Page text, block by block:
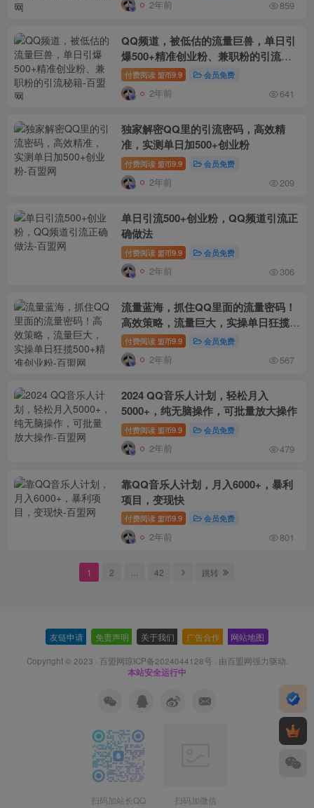
2年前 859
QQ频道，被低估的流量巨兽，单日引
爆500+精准创业粉、兼职粉的引流秘
籍
付费阅读 盟币9.9 会员免费
2年前 641
独家解密QQ里的引流密码，高效精
准，实测单日加500+创业粉
付费阅读 盟币9.9 会员免费
2年前 209
单日引流500+创业粉，QQ频道引流正
确做法
付费阅读 盟币9.9 会员免费
2年前 306
流量蓝海，抓住QQ里面的流量密码！
高效策略，流量巨大，实操单日狂揽
500+精准创业粉
付费阅读 盟币9.9 会员免费
2年前 567
2024 QQ音乐人计划，轻松月入
5000+，纯无脑操作，可批量放大操作
付费阅读 盟币9.9 会员免费
2年前 479
靠QQ音乐人计划，月入6000+，暴利
项目，变现快
付费阅读 盟币9.9 会员免费
2年前 801
1 2 … 42 跳转
友链申请 免责声明 关于我们 广告合作 网站地图
Copyright © 2023 · 百盟网琼ICP备2024044128号 · 由百盟网强力驱动.
本站安全运行中
扫码加站长QQ 扫码加微信